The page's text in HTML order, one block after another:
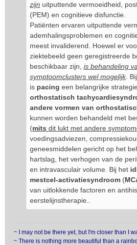
zijn uitputtende vermoeidheid,
(PEM) en cognitieve disfunctie.
Patiënten ervaren uitputtende
ademhalingsproblemen en
meest invaliderend. Hoewel er
ziektebeeld geen geregistreerde
beschikbaar zijn, is behandeling
symptoomclusters wel mogelijk.
is pacing een belangrijke
orthostatisch
andere vormen van
kunnen worden behandeld met
(mits dit lukt met andere
voedingsadviezen,
geneesmiddelen gericht op het
hartslag, het verhogen van de
en intravasculair volume. Bij het
mestcel-activatiesyndroom (
van uitlokkende factoren en
eerstelijnstherapie..
~ I may not be there yet, but I'm closer than I
~ There is nothing more beautiful than a